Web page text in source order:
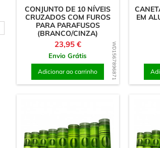
WD1567896871
CONJUNTO DE 10 NÍVEIS
CRUZADOS COM FUROS
PARA PARAFUSOS
(BRANCO/CINZA)
Preço
23,95 €
Envio Grátis
Adicionar ao carrinho
EM